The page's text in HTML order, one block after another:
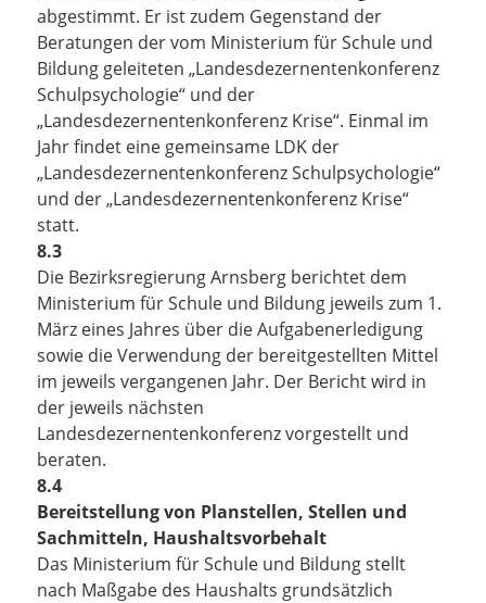
abgestimmt. Er ist zudem Gegenstand der
Beratungen der vom Ministerium für Schule und
Bildung geleiteten „Landesdezernentenkonferenz
Schulpsychologie“ und der
„Landesdezernentenkonferenz Krise“. Einmal im
Jahr findet eine gemeinsame LDK der
„Landesdezernentenkonferenz Schulpsychologie“
und der „Landesdezernentenkonferenz Krise“
statt.
8.3
Die Bezirksregierung Arnsberg berichtet dem
Ministerium für Schule und Bildung jeweils zum 1.
März eines Jahres über die Aufgabenerledigung
sowie die Verwendung der bereitgestellten Mittel
im jeweils vergangenen Jahr. Der Bericht wird in
der jeweils nächsten
Landesdezernentenkonferenz vorgestellt und
beraten.
8.4
Bereitstellung von Planstellen, Stellen und
Sachmitteln, Haushaltsvorbehalt
Das Ministerium für Schule und Bildung stellt
nach Maßgabe des Haushalts grundsätzlich